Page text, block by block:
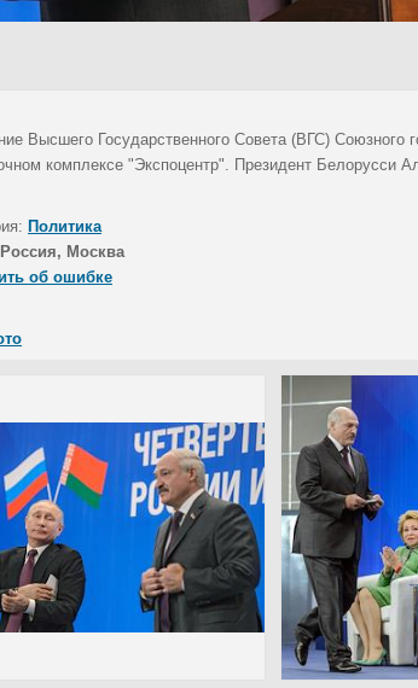
Высшего Государственного Совета (ВГС) Союзного
комплексе "Экспоцентр". Президент Белорусси
Политика
Россия, Москва
об ошибке